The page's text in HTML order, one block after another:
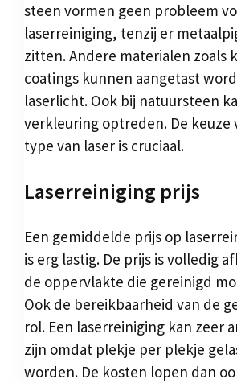
steen vormen geen probleem
laserreiniging, tenzij er
zitten. Andere materialen zoals
coatings kunnen aangetast
laserlicht. Ook bij natuursteen
verkleuring optreden. De keuze
type van laser is cruciaal.
Laserreiniging prijs
Een gemiddelde prijs op
is erg lastig. De prijs is volledig
de oppervlakte die gereinigd
Ook de bereikbaarheid van de
rol. Een laserreiniging kan zeer
zijn omdat plekje per plekje
worden. De kosten lopen dan